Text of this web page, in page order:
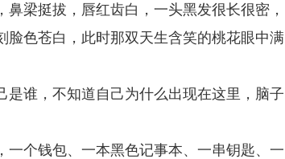
梁挺拔，唇红齿白，一头黑发很长很密，
色苍白，此时那双天生含笑的桃花眼中满
谁，不知道自己为什么出现在这里，脑子
个钱包、一本黑色记事本、一串钥匙、一